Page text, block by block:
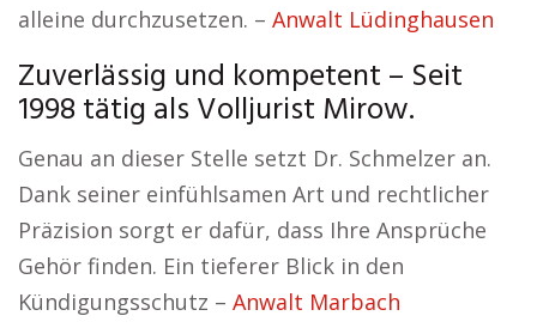
alleine durchzusetzen. – Anwalt Lüdinghausen
Zuverlässig und kompetent – Seit
1998 tätig als Volljurist Mirow.
Genau an dieser Stelle setzt Dr. Schmelzer an.
Dank seiner einfühlsamen Art und rechtlicher
Präzision sorgt er dafür, dass Ihre Ansprüche
Gehör finden. Ein tieferer Blick in den
Kündigungsschutz – Anwalt Marbach